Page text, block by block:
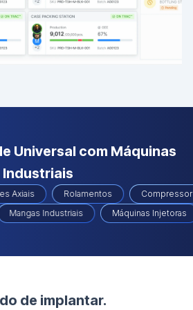
Universal com Máquinas
Industriais
Axiais Rolamentos
Mangas Industriais Máquinas Injetoras
de implantar.